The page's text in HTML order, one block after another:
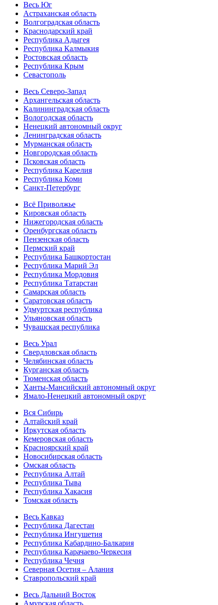
Весь Юг
Астраханская область
Волгоградская область
Краснодарский край
Республика Адыгея
Республика Калмыкия
Ростовская область
Республика Крым
Севастополь
Весь Северо-Запад
Архангельская область
Калининградская область
Вологодская область
Ненецкий автономный округ
Ленинградская область
Мурманская область
Новгородская область
Псковская область
Республика Карелия
Республика Коми
Санкт-Петербург
Всё Приволжье
Кировская область
Нижегородская область
Оренбургская область
Пензенская область
Пермский край
Республика Башкортостан
Республика Марий Эл
Республика Мордовия
Республика Татарстан
Самарская область
Саратовская область
Удмуртская республика
Ульяновская область
Чувашская республика
Весь Урал
Свердловская область
Челябинская область
Курганская область
Тюменская область
Ханты-Мансийский автономный округ
Ямало-Ненецкий автономный округ
Вся Сибирь
Алтайский край
Иркутская область
Кемеровская область
Красноярский край
Новосибирская область
Омская область
Республика Алтай
Республика Тыва
Республика Хакасия
Томская область
Весь Кавказ
Республика Дагестан
Республика Ингушетия
Республика Кабардино-Балкария
Республика Карачаево-Черкесия
Республика Чечня
Северная Осетия – Алания
Ставропольский край
Весь Дальний Восток
Амурская область